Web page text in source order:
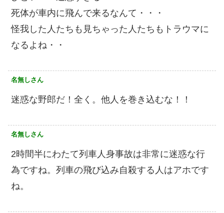
死体が車内に飛んで来るなんて・・・
怪我した人たちも見ちゃった人たちもトラウマに
なるよね・・
名無しさん
迷惑な野郎だ！全く。他人を巻き込むな！！
名無しさん
2時間半にわたて列車人身事故は非常に迷惑な行
為ですね。列車の飛び込み自殺する人はアホです
ね。